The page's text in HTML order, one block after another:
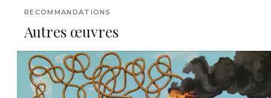
RECOMMANDATIONS
Autres œuvres